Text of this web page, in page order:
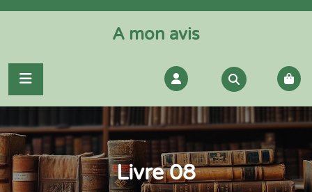
Skip
A mon avis
Register
Livre 08